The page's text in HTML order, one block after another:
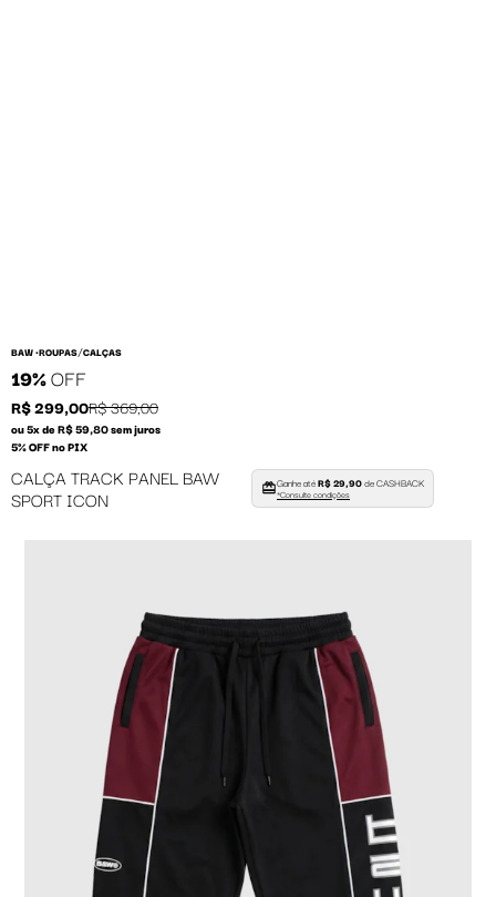
BAW •ROUPAS/CALÇAS
19%OFF
R$ 299,00R$ 369,00
ou 5x de R$ 59,80 sem juros
5% OFF no PIX
CALÇA TRACK PANEL BAW
SPORT ICON
Ganhe atéR$ 29,90de CASHBACK
*Consulte condições